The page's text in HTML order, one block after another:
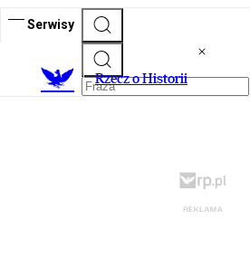
Serwisy
Rzecz o Historii